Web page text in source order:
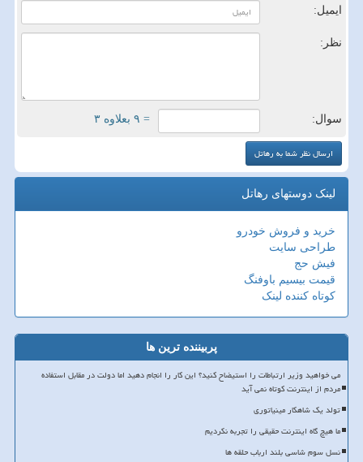
ایمیل:
نظر:
سوال: = ۹ بعلاوه ۳
لینک دوستهای رهاتل
خرید و فروش خودرو
طراحی سایت
فیش حج
قیمت بیسیم باوفنگ
کوتاه کننده لینک
پربیننده ترین ها
می خواهید وزیر ارتباطات را استیضاح کنید؟ این کار را انجام دهید اما دولت در مقابل استفاده
مردم از اینترنت کوتاه نمی آید
تولد یک شاهکار مینیاتوری
ما هیچ گاه اینترنت حقیقی را تجربه نکردیم
نسل سوم شاسی بلند ارباب حلقه ها